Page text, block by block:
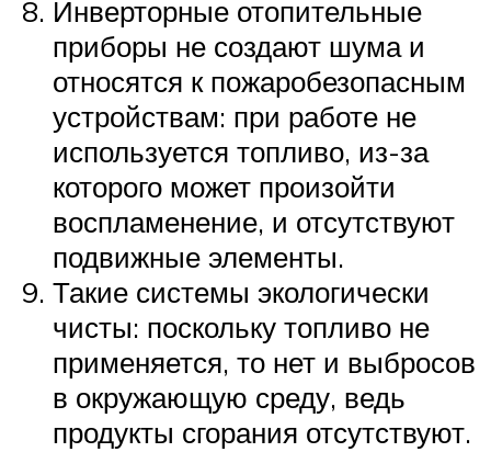
Инверторные отопительные
приборы не создают шума и
относятся к пожаробезопасным
устройствам: при работе не
используется топливо, из-за
которого может произойти
воспламенение, и отсутствуют
подвижные элементы.
Такие системы экологически
чисты: поскольку топливо не
применяется, то нет и выбросов
в окружающую среду, ведь
продукты сгорания отсутствуют.